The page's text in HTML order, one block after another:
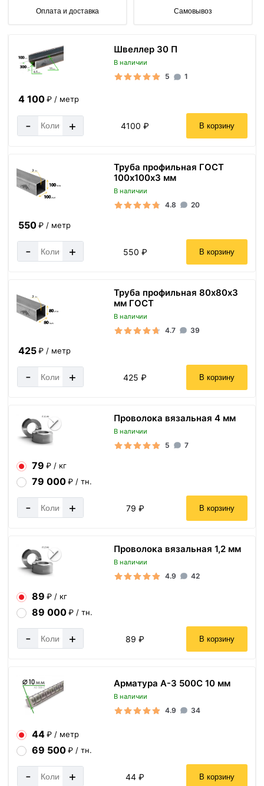
Оплата и доставка Самовывоз
Швеллер 30 П
В наличии
5 1
4 100₽ / метр
- + 4100 ₽ В корзину
Труба профильная ГОСТ
100х100х3 мм
В наличии
4.8 20
550₽ / метр
- + 550 ₽ В корзину
Труба профильная 80х80х3
мм ГОСТ
В наличии
4.7 39
425₽ / метр
- + 425 ₽ В корзину
Проволока вязальная 4 мм
В наличии
5 7
79 ₽ / кг
79 000₽ / тн.
- + 79 ₽ В корзину
Проволока вязальная 1,2 мм
В наличии
4.9 42
89 ₽ / кг
89 000₽ / тн.
- + 89 ₽ В корзину
Арматура А-3 500С 10 мм
В наличии
4.9 34
44₽ / метр
69 500₽ / тн.
- + 44 ₽ В корзину